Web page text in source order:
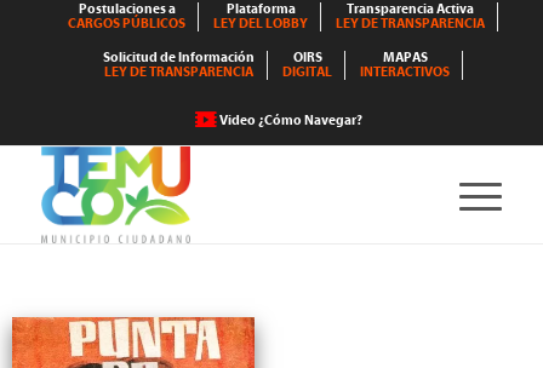
Postulaciones a
CARGOS PÚBLICOS
Plataforma
LEY DEL LOBBY
Transparencia Activa
LEY DE TRANSPARENCIA
Solicitud de Información
LEY DE TRANSPARENCIA
OIRS
DIGITAL
MAPAS
INTERACTIVOS
Video ¿Cómo Navegar?